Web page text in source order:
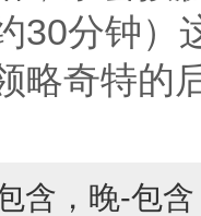
30分钟
略奇特的
含，晚-包